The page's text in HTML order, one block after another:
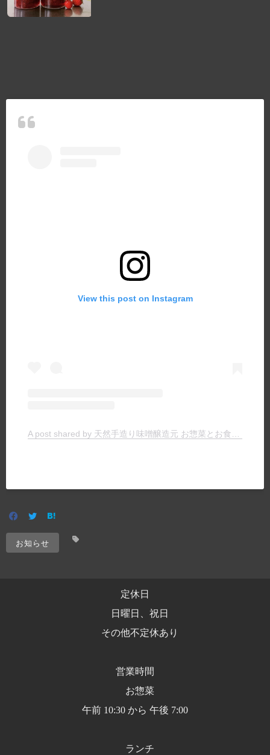
View this post on Instagram
お知らせ
定休日
日曜日、祝日
その他不定休あり
営業時間
お惣菜
午前 10:30 から 午後 7:00
ランチ